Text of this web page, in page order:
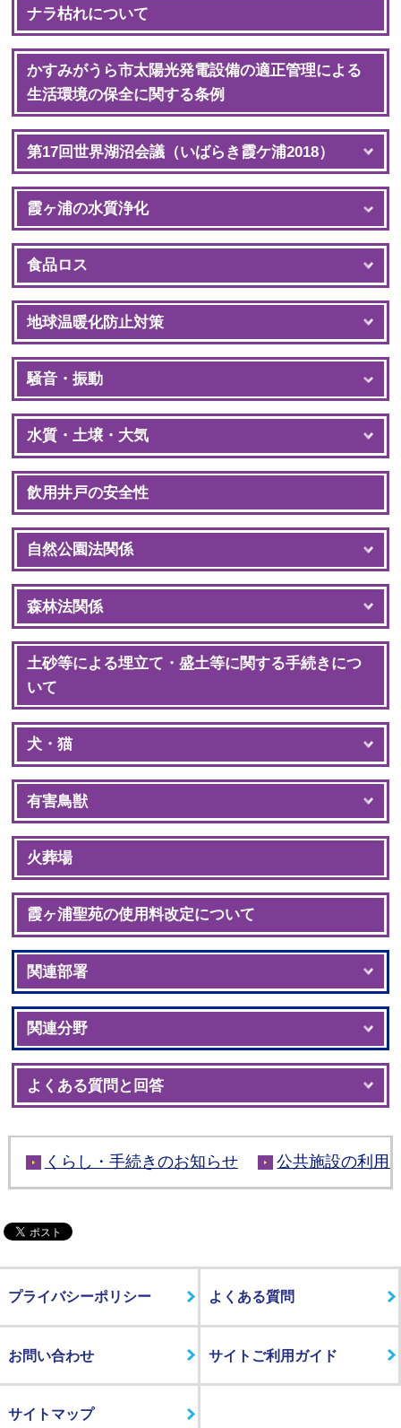
ナラ枯れについて
かすみがうら市太陽光発電設備の適正管理による
生活環境の保全に関する条例
第17回世界湖沼会議（いばらき霞ケ浦2018）
霞ヶ浦の水質浄化
食品ロス
地球温暖化防止対策
騒音・振動
水質・土壌・大気
飲用井戸の安全性
自然公園法関係
森林法関係
土砂等による埋立て・盛土等に関する手続きにつ
いて
犬・猫
有害鳥獣
火葬場
霞ヶ浦聖苑の使用料改定について
関連部署
関連分野
よくある質問と回答
くらし・手続きのお知らせ 公共施設の利用
プライバシーポリシー よくある質問
お問い合わせ サイトご利用ガイド
サイトマップ